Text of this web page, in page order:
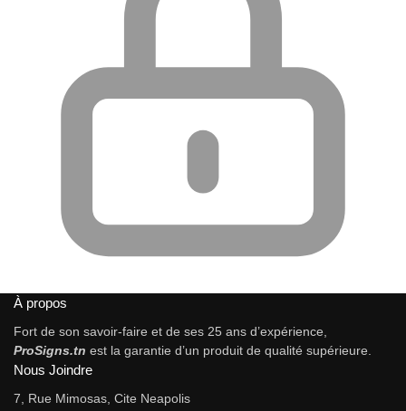
À propos
Fort de son savoir-faire et de ses 25 ans d’expérience,
ProSigns.tn est la garantie d’un produit de qualité supérieure.
Nous Joindre
7, Rue Mimosas, Cite Neapolis